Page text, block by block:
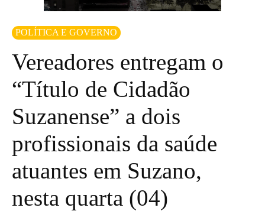
POLÍTICA E GOVERNO
Vereadores entregam o
“Título de Cidadão
Suzanense” a dois
profissionais da saúde
atuantes em Suzano,
nesta quarta (04)